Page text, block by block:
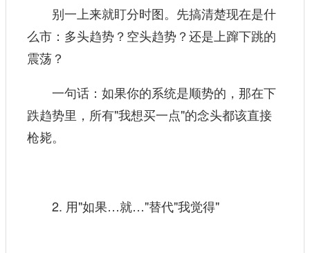
别一上来就盯分时图。先搞清楚现在是什
么市：多头趋势？空头趋势？还是上蹿下跳的
震荡？
一句话：如果你的系统是顺势的，那在下
跌趋势里，所有"我想买一点"的念头都该直接
枪毙。
2. 用"如果…就…"替代"我觉得"